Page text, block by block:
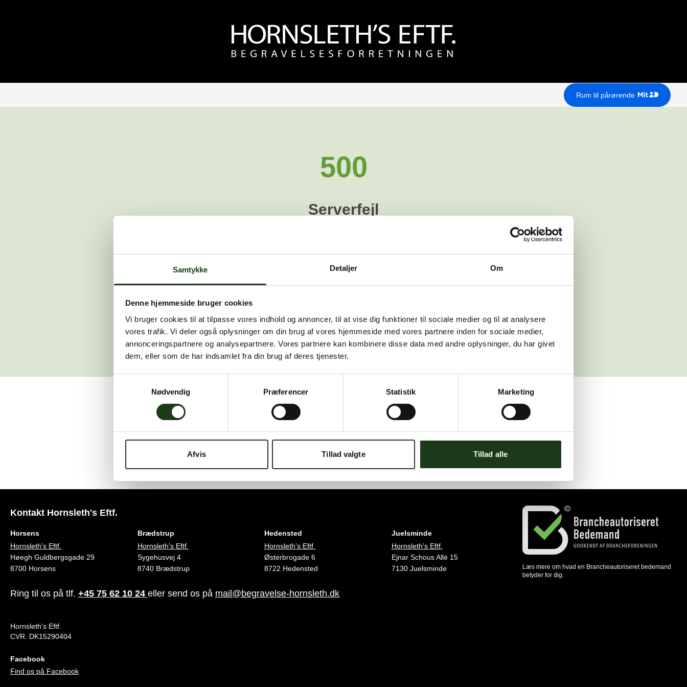
Samtykke Detaljer Om
Denne hjemmeside bruger cookies
Vi bruger cookies til at tilpasse vores indhold og annoncer, til at vise dig funktioner til sociale medier og til at analysere
vores trafik. Vi deler også oplysninger om din brug af vores hjemmeside med vores partnere inden for sociale medier,
annonceringspartnere og analysepartnere. Vores partnere kan kombinere disse data med andre oplysninger, du har givet
dem, eller som de har indsamlet fra din brug af deres tjenester.
Samtykkevalg
Nødvendig
Præferencer Statistik Marketing
Afvis Tillad valgte Tillad alle
Rum til pårørende
500
Serverfejl
Der opstod en intern serverfejl. Vi arbejder på at løse problemet. Prøv venligst igen
Gå til forsiden Gå tilbage
Har du brug for hjælp?
Vi er her for at hjælpe dig. Du er velkommen til at kontakte os, hvis du har spørgsmål eller brug for assistance.
Find nærmeste afdeling
Kontakt Hornsleth's Eftf.
Horsens
Hornsleth's Eftf.
Høegh Guldbergsgade 29
8700 Horsens
Brædstrup
Hornsleth's Eftf.
Sygehusvej 4
8740 Brædstrup
Hedensted
Hornsleth's Eftf.
Østerbrogade 6
8722 Hedensted
Juelsminde
Hornsleth's Eftf.
Ejnar Schous Allé 15
7130 Juelsminde
Ring til os på tlf. +45 75 62 10 24 eller send os på mail@begravelse-hornsleth.dk
Hornsleth's Eftf.
CVR. DK15290404
Facebook
Find os på Facebook
Læs mere om hvad en Brancheautoriseret bedemand
betyder for dig.